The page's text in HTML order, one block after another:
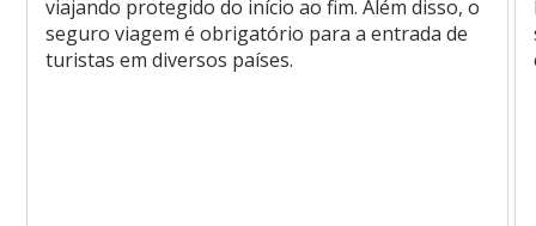
viajando protegido do início ao fim. Além disso, o
seguro viagem é obrigatório para a entrada de
turistas em diversos países.